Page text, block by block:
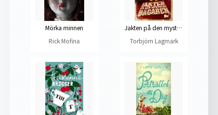
Mörka minnen
Rick Mofina
Jakten på den mystiska bägaren
Torbjörn Lagmark